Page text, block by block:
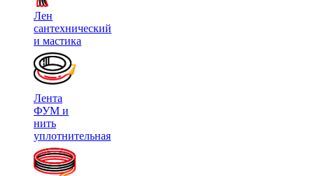
Лен
сантехнический
и мастика
Лента
ФУМ и
нить
уплотнительная